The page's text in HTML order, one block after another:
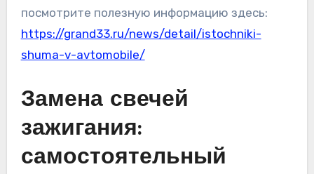
посмотрите полезную информацию здесь:
https://grand33.ru/news/detail/istochniki-
shuma-v-avtomobile/
Замена свечей
зажигания:
самостоятельный